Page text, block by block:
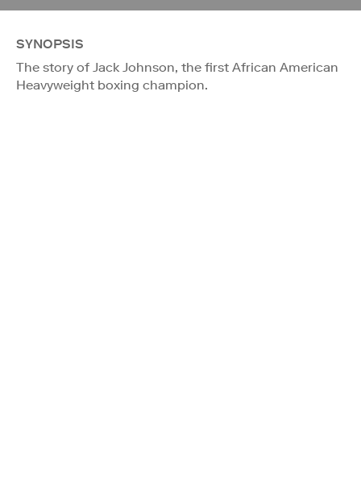
SYNOPSIS
The story of Jack Johnson, the first African American
Heavyweight boxing champion.